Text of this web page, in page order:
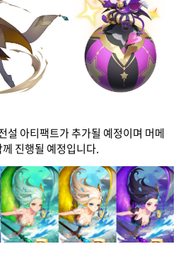
설 아티팩트가 추가될 예정이며 머메
진행될 예정입니다.